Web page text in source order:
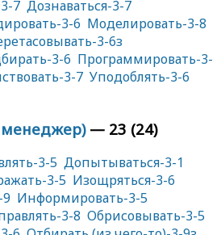
7 Дознаваться-3-7
3-6 Моделировать-3-8
3-6з
3-6 Программировать-3-
3-7 Уподоблять-3-6
менеджер)— 23 (24)
3-5 Допытываться-3-1
3-5 Изощряться-3-6
Информировать-3-5
3-8 Обрисовывать-3-5